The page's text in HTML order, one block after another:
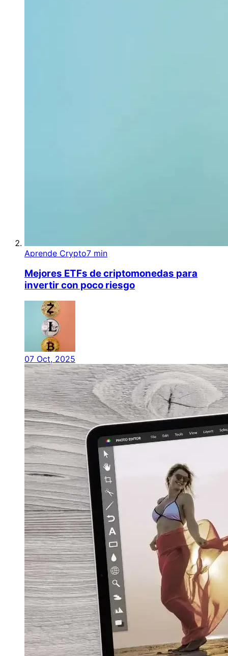
Aprende Crypto7 min
Mejores ETFs de criptomonedas para
invertir con poco riesgo
07 Oct, 2025